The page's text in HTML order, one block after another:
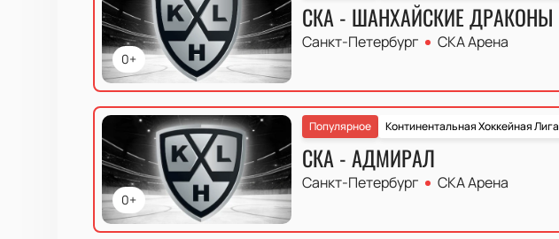
0+
СКА - ШАНХАЙСКИЕ ДРАКОНЫ
Санкт-Петербург СКА Арена
0+
Континентальная Хоккейная Лига
Популярное
СКА - АДМИРАЛ
Санкт-Петербург СКА Арена